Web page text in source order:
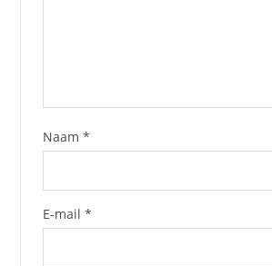
Naam *
E-mail *